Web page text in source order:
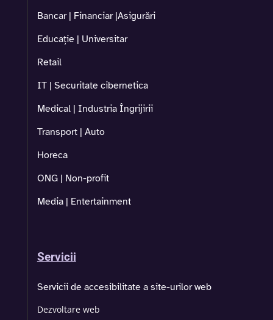
Bancar | Financiar |Asigurări
Educație | Universitar
Retail
IT | Securitate cibernetica
Medical | Industria Îngrijirii
Transport | Auto
Horeca
ONG | Non-profit
Media | Entertainment
Servicii
Servicii de accesibilitate a site-urilor web
Dezvoltare web